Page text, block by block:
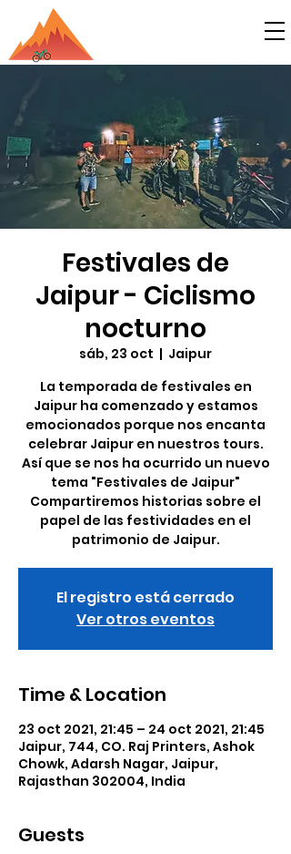
Festivales de
Jaipur - Ciclismo
nocturno
sáb, 23 oct
  |
Jaipur
La temporada de festivales en
Jaipur ha comenzado y estamos
emocionados porque nos encanta
celebrar Jaipur en nuestros tours.
Así que se nos ha ocurrido un nuevo
tema "Festivales de Jaipur"
Compartiremos historias sobre el
papel de las festividades en el
patrimonio de Jaipur.
El registro está cerrado
Ver otros eventos
Time & Location
23 oct 2021, 21:45 – 24 oct 2021, 21:45
Jaipur, 744, CO. Raj Printers, Ashok
Chowk, Adarsh Nagar, Jaipur,
Rajasthan 302004, India
Guests